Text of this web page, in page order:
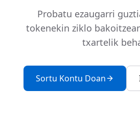
Probatu ezaugarri
tokenekin ziklo
txartelik
Sortu Kontu Doan